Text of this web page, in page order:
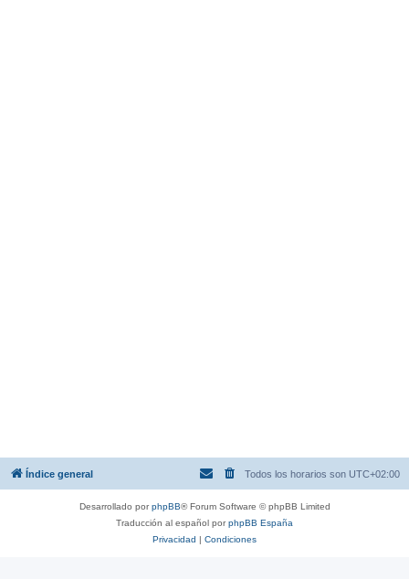
Índice general Todos los horarios son UTC+02:00
Desarrollado porphpBB® Forum Software © phpBB Limited
Traducción al español porphpBB España
Privacidad | Condiciones